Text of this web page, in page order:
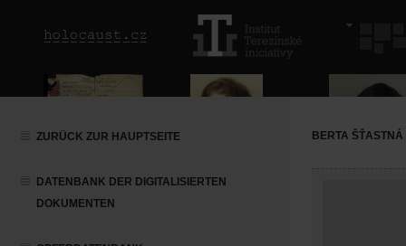
ZURÜCK ZUR HAUPTSEITE
DATENBANK DER DIGITALISIERTEN
DOKUMENTEN
BERTA ŠŤASTNÁ